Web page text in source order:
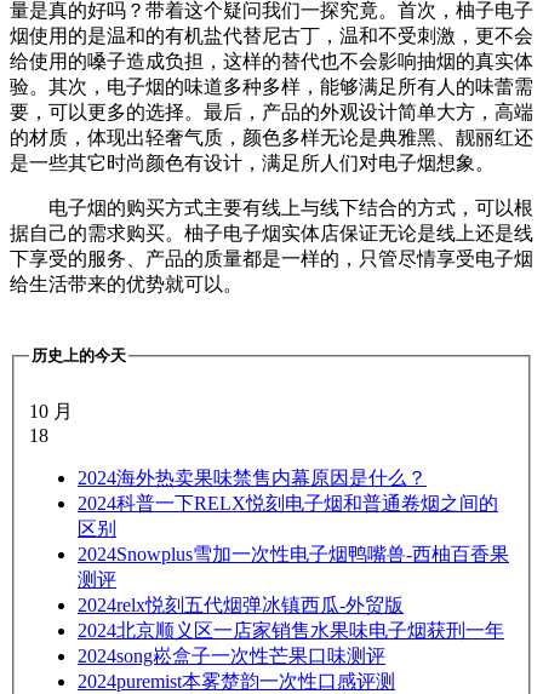
量是真的好吗？带着这个疑问我们一探究竟。首次，柚子电子
烟使用的是温和的有机盐代替尼古丁，温和不受刺激，更不会
给使用的嗓子造成负担，这样的替代也不会影响抽烟的真实体
验。其次，电子烟的味道多种多样，能够满足所有人的味蕾需
要，可以更多的选择。最后，产品的外观设计简单大方，高端
的材质，体现出轻奢气质，颜色多样无论是典雅黑、靓丽红还
是一些其它时尚颜色有设计，满足所人们对电子烟想象。
电子烟的购买方式主要有线上与线下结合的方式，可以根
据自己的需求购买。柚子电子烟实体店保证无论是线上还是线
下享受的服务、产品的质量都是一样的，只管尽情享受电子烟
给生活带来的优势就可以。
历史上的今天
10 月
18
2024海外热卖果味禁售内幕原因是什么？
2024科普一下RELX悦刻电子烟和普通卷烟之间的
区别
2024Snowplus雪加一次性电子烟鸭嘴兽-西柚百香果
测评
2024relx悦刻五代烟弹冰镇西瓜-外贸版
2024北京顺义区一店家销售水果味电子烟获刑一年
2024song崧盒子一次性芒果口味测评
2024puremist本雾楚韵一次性口感评测